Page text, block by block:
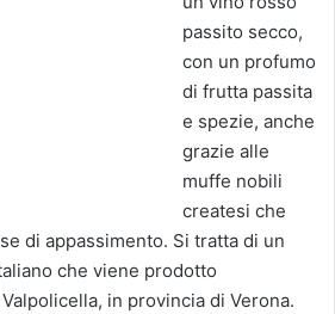
passito secco,
con un profumo
di frutta passita
e spezie, anche
grazie alle
muffe nobili
createsi che
di appassimento. Si tratta di un
che viene prodotto
in provincia di Verona.